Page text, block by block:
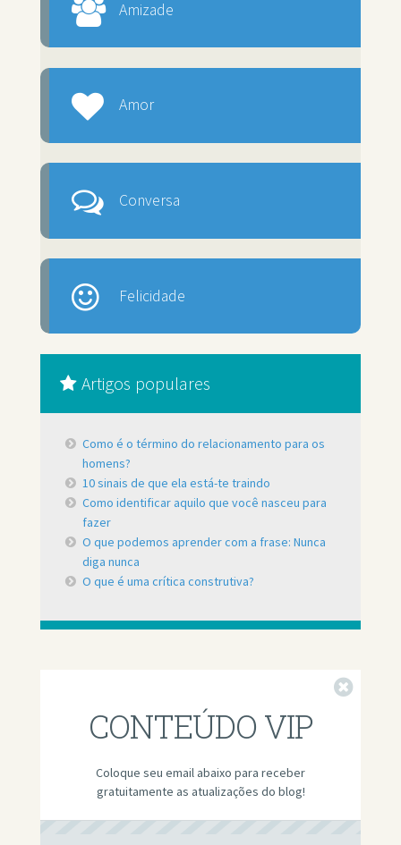
Amizade
Amor
Conversa
Felicidade
Artigos populares
Como é o término do relacionamento para os
homens?
10 sinais de que ela está-te traindo
Como identificar aquilo que você nasceu para
fazer
O que podemos aprender com a frase: Nunca
diga nunca
O que é uma crítica construtiva?
CONTEÚDO VIP
Coloque seu email abaixo para receber
gratuitamente as atualizações do blog!